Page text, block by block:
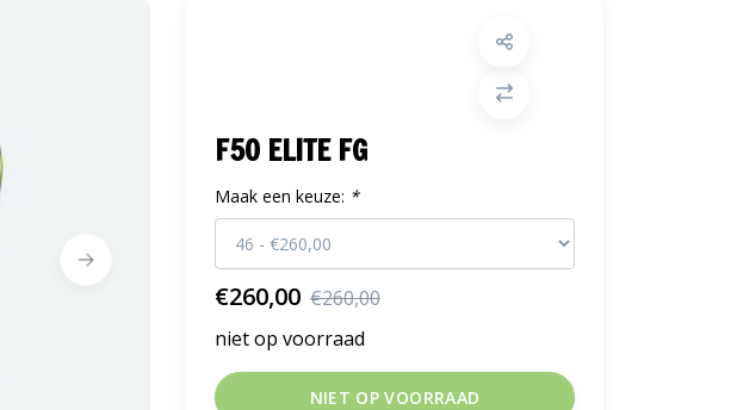
F50 ELITE FG
Maak een keuze: *
€260,00 €260,00
niet op voorraad
NIET OP VOORRAAD